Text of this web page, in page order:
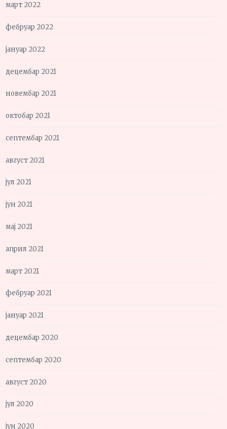
март 2022
фебруар 2022
јануар 2022
децембар 2021
новембар 2021
октобар 2021
септембар 2021
август 2021
јул 2021
јун 2021
мај 2021
април 2021
март 2021
фебруар 2021
јануар 2021
децембар 2020
септембар 2020
август 2020
јул 2020
јун 2020